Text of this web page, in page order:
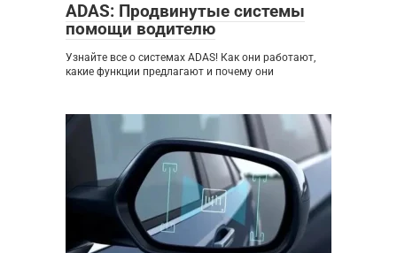
ADAS: Продвинутые системы
помощи водителю
Узнайте все о системах ADAS! Как они работают,
какие функции предлагают и почему они